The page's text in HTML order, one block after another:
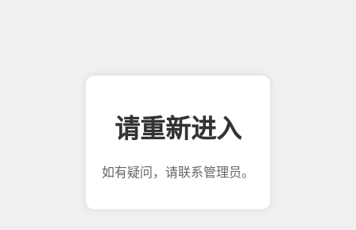
请重新进入
如有疑问，请联系管理员。